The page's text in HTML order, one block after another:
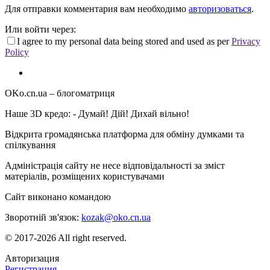
Для отправки комментария вам необходимо авторизоваться.
Или войти через:
I agree to my personal data being stored and used as perPrivacy
Policy
OKo.cn.ua – блогоматриця
Наше 3D кредо: - Думай! Дій! Дихай вільно!
Відкрита громадянська платформа для обміну думками та
спілкування
Адміністрація сайту не несе відповідальності за зміст
матеріалів, розміщених користувачами
Сайт виконано командою
Зворотній зв'язок: kozak@oko.cn.ua
© 2017-2026 All right reserved.
Авторизация